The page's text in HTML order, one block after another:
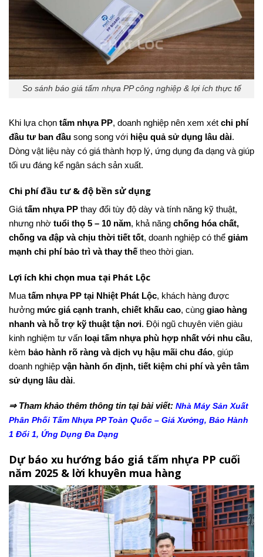
So sánh báo giá tấm nhựa PP công nghiệp & lợi ích thực tế
Khi lựa chọn tấm nhựa PP, doanh nghiệp nên xem xét chi phí
đầu tư ban đầu song song với hiệu quả sử dụng lâu dài.
Dòng vật liệu này có giá thành hợp lý, ứng dụng đa dạng và giúp
tối ưu đáng kể ngân sách sản xuất.
Chi phí đầu tư & độ bền sử dụng
Giá tấm nhựa PP thay đổi tùy độ dày và tính năng kỹ thuật,
nhưng nhờ tuổi thọ 5 – 10 năm, khả năng chống hóa chất,
chống va đập và chịu thời tiết tốt, doanh nghiệp có thể giảm
mạnh chi phí bảo trì và thay thế theo thời gian.
Lợi ích khi chọn mua tại Phát Lộc
Mua tấm nhựa PP tại Nhiệt Phát Lộc, khách hàng được
hưởng mức giá cạnh tranh, chiết khấu cao, cùng giao hàng
nhanh và hỗ trợ kỹ thuật tận nơi. Đội ngũ chuyên viên giàu
kinh nghiệm tư vấn loại tấm nhựa phù hợp nhất với nhu cầu,
kèm bảo hành rõ ràng và dịch vụ hậu mãi chu đáo, giúp
doanh nghiệp vận hành ổn định, tiết kiệm chi phí và yên tâm
sử dụng lâu dài.
⇒ Tham khảo thêm thông tin tại bài viết: Nhà Máy Sản Xuất
Phân Phối Tấm Nhựa PP Toàn Quốc – Giá Xưởng, Bảo Hành
1 Đổi 1, Ứng Dụng Đa Dạng
Dự báo xu hướng báo giá tấm nhựa PP cuối
năm 2025 & lời khuyên mua hàng